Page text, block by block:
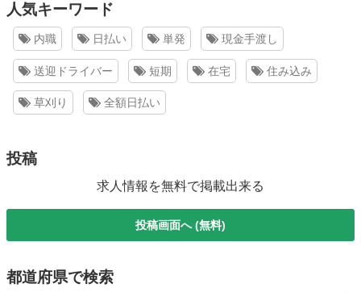
人気キーワード
内職 日払い 単発 現金手渡し
送迎ドライバー 短期 在宅 住み込み
草刈り 全額日払い
投稿
求人情報を無料で掲載出来る
投稿画面へ (無料)
都道府県で検索